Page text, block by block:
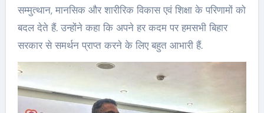
सम्मुत्थान, मानसिक और शारीरिक विकास एवं शिक्षा के परिणामों को
बदल देते हैं. उन्होंने कहा कि अपने हर कदम पर हमसभी बिहार
सरकार से समर्थन प्राप्त करने के लिए बहुत आभारी हैं.